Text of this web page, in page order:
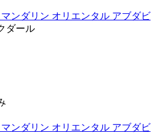
ンダリン オリエンタル アブダビ
ダール
ンダリン オリエンタル アブダビ